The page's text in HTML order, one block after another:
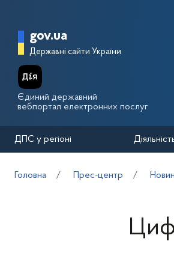
Головна сторінка
gov.ua
Державні сайти України
Єдиний державний
вебпортал електронних послуг
ДПС у регіоні
Головна Прес-центр